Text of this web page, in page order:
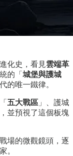
化史，看見雲端革
的「 城堡與護城
的唯一鐵律。
五大戰區 」、護城
並預視了這個板塊
場的微觀鏡頭，逐
。